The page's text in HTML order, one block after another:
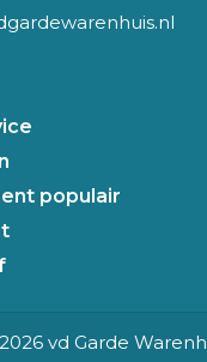
populair
vd Garde